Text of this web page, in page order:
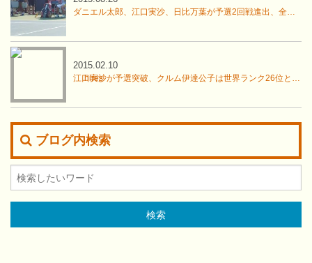
ダニエル太郎、江口実沙、日比万葉が予選2回戦進出、全米オープン
江口実沙が予選突破、クルム伊達公子は世界ランク26位と対戦
2015.02.10
ブログ内検索